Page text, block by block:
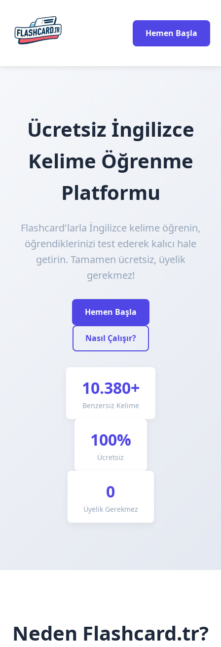
Hemen Başla
Ücretsiz İngilizce
Kelime Öğrenme
Platformu
Flashcard'larla İngilizce kelime öğrenin,
öğrendiklerinizi test ederek kalıcı hale
getirin. Tamamen ücretsiz, üyelik
gerekmez!
Hemen Başla
Nasıl Çalışır?
10.380+
Benzersiz Kelime
100%
Ücretsiz
0
Üyelik Gerekmez
Neden Flashcard.tr?